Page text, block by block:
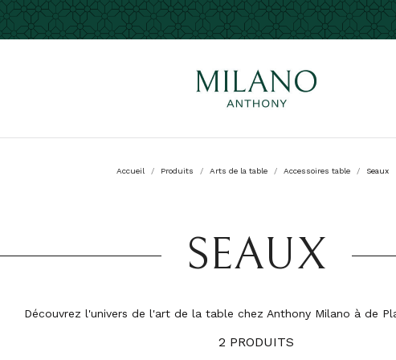
Accueil Produits Arts de la table Accessoires table Seaux
SEAUX
Découvrez l'univers de l'art de la table chez Anthony Milano à de
2 PRODUITS